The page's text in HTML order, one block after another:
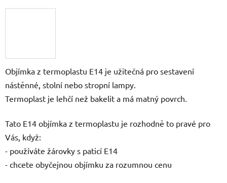
Objímka z termoplastu E14 je užitečná pro sestavení
nástěnné, stolní nebo stropní lampy.
Termoplast je lehčí než bakelit a má matný povrch.
Tato E14 objímka z termoplastu je rozhodně to pravé pro
Vás, když:
- používáte žárovky s paticí E14
- chcete obyčejnou objímku za rozumnou cenu